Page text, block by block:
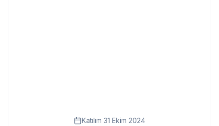
Katılım 31 Ekim 2024